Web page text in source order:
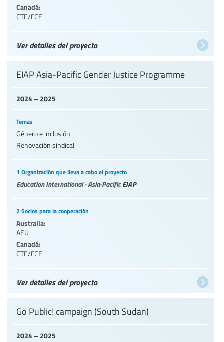
Canadá:
CTF/FCE
Ver detalles del proyecto
2024 – 2025
EIAP Asia-Pacific Gender Justice Programme
Temas
Género e inclusión
Renovación sindical
1 Organización que lleva a cabo el proyecto
Education International - Asia-PacificEIAP
2 Socios para la cooperación
Australia:
AEU
Canadá:
CTF/FCE
Ver detalles del proyecto
2024 – 2025
Go Public! campaign (South Sudan)